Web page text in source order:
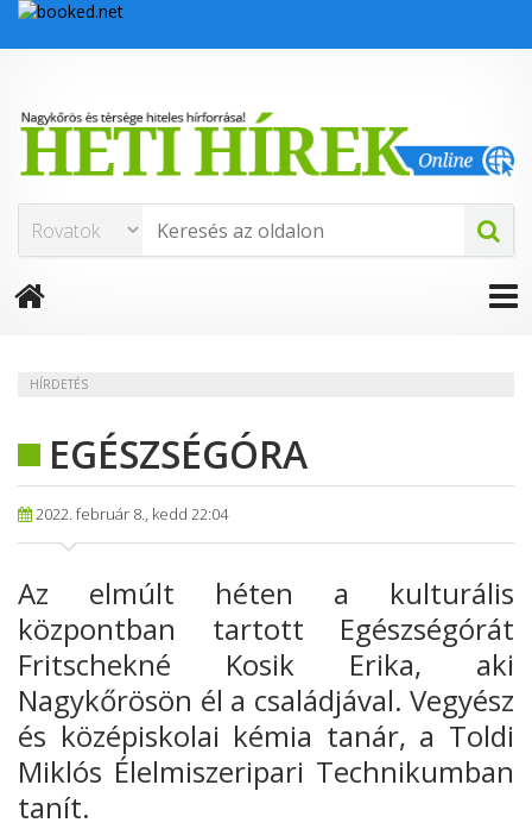
HÍRDETÉS
EGÉSZSÉGÓRA
2022. február 8., kedd 22:04
Az elmúlt héten a kulturális
központban tartott Egészségórát
Fritschekné Kosik Erika, aki
Nagykőrösön él a családjával. Vegyész
és középiskolai kémia tanár, a Toldi
Miklós Élelmiszeripari Technikumban
tanít.